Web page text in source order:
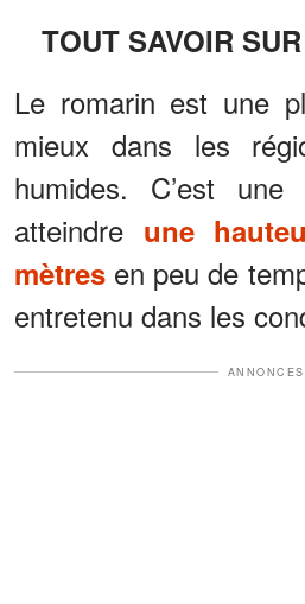
TOUT SAVOIR
Le romarin est une
mieux dans les
humides. C’est
atteindre une
mètres en peu de
entretenu dans les
ANNONCES